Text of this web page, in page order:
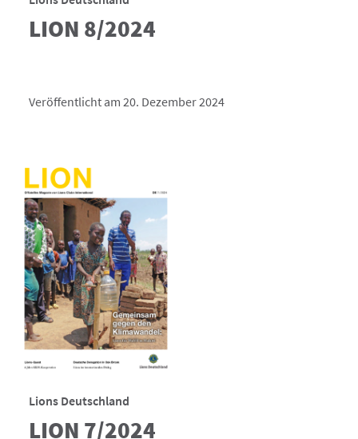
LION 8/2024
Veröffentlicht am 20. Dezember 2024
Lions Deutschland
LION 7/2024